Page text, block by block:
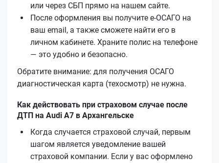
или через СБП прямо на нашем сайте.
После оформления вы получите е‑ОСАГО на
ваш email, а также сможете найти его в
личном кабинете. Храните полис на телефоне
— это удобно и безопасно.
Обратите внимание: для получения ОСАГО
диагностическая карта (техосмотр) не нужна.
Как действовать при страховом случае после
ДТП на Audi A7 в Архангельске
Когда случается страховой случай, первым
шагом является уведомление вашей
страховой компании. Если у вас оформлено